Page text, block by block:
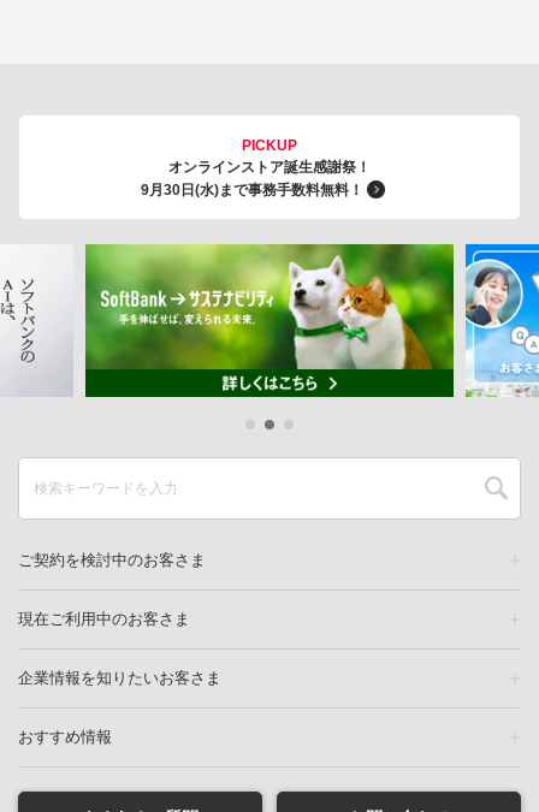
PICKUP
オンラインストア誕生感謝祭！
9月30日(水)まで事務手数料無料！
ご契約を検討中のお客さま
現在ご利用中のお客さま
企業情報を知りたいお客さま
おすすめ情報